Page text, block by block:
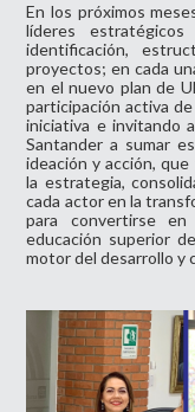
En los próximos
líderes
identificación,
proyectos; en cada
en el nuevo plan de
participación activa
iniciativa e invitando
Santander a sumar
ideación y acción,
la estrategia,
cada actor en la
para convertirse
educación superior
motor del desarrollo y